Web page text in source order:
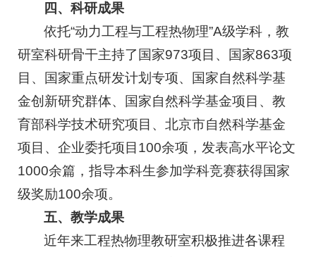
四、科研成果
依托“动力工程与工程热物理”A级学科，教
研室科研骨干主持了国家973项目、国家863项
目、国家重点研发计划专项、国家自然科学基
金创新研究群体、国家自然科学基金项目、教
育部科学技术研究项目、北京市自然科学基金
项目、企业委托项目100余项，发表高水平论文
1000余篇，指导本科生参加学科竞赛获得国家
级奖励100余项。
五、教学成果
近年来工程热物理教研室积极推进各课程